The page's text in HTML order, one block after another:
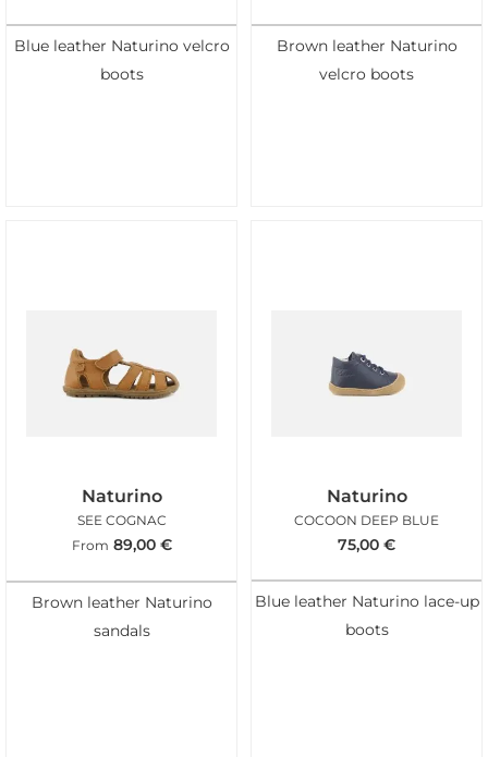
Blue leather Naturino velcro
boots
Brown leather Naturino
velcro boots
Naturino
SEE COGNAC
From 89,00 €
Brown leather Naturino
sandals
Naturino
COCOON DEEP BLUE
75,00 €
Blue leather Naturino lace-up
boots